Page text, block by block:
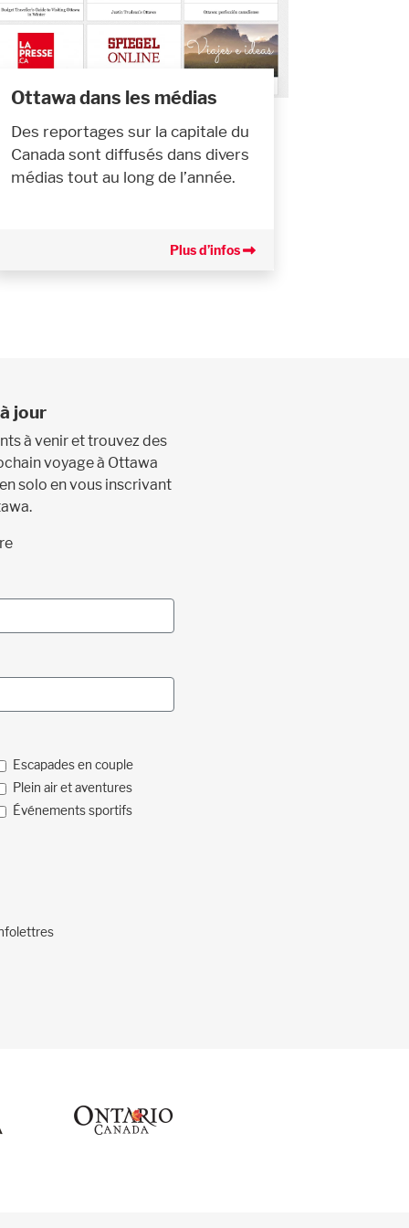
Ottawa dans les médias
Des reportages sur la capitale du
Canada sont diffusés dans divers
médias tout au long de l’année.
Plus d’infos
jour
à venir et trouvez des
voyage à Ottawa
solo en vous inscrivant
Escapades en couple
Plein air et aventures
Événements sportifs